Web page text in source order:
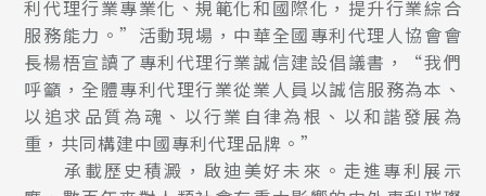
利代理行業專業化、規範化和國際化，提升行業綜合
服務能力。”活動現場，中華全國專利代理人協會會
長楊梧宣讀了專利代理行業誠信建設倡議書，“我們
呼籲，全體專利代理行業從業人員以誠信服務為本、
以追求品質為魂、以行業自律為根、以和諧發展為
重，共同構建中國專利代理品牌。”
承載歷史積澱，啟迪美好未來。走進專利展示